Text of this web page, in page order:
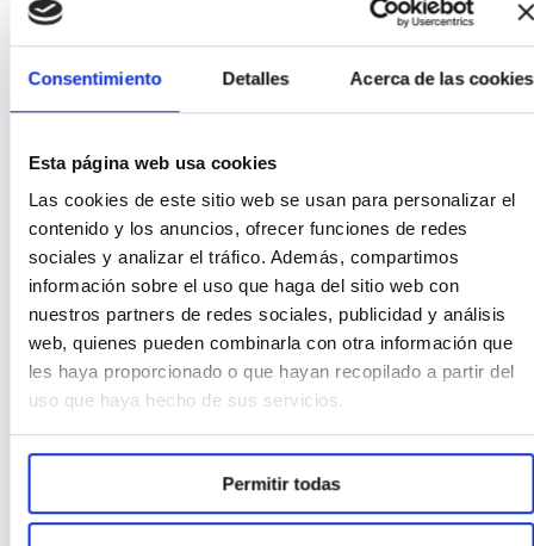
Consentimiento Detalles Acerca de las cookies
Esta página web usa cookies
Las cookies de este sitio web se usan para personalizar el
contenido y los anuncios, ofrecer funciones de redes
sociales y analizar el tráfico. Además, compartimos
información sobre el uso que haga del sitio web con
nuestros partners de redes sociales, publicidad y análisis
web, quienes pueden combinarla con otra información que
les haya proporcionado o que hayan recopilado a partir del
uso que haya hecho de sus servicios.
Permitir todas
Consejos para aliviar la
Cuidar la higiene nasal. Como dijimos
antes, una buena solución nasal
necesidad de sonarse la nariz
la expulsión del moco. Existen en el
mercado soluciones en spray que son
muy cómodas de aplicar. Con una
pulverización suave suele ser suficiente
para conseguir un lavado adecuado de